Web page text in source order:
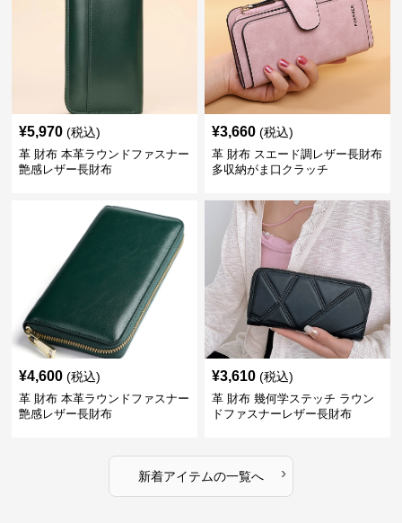
¥5,970 (税込)
革 財布 本革ラウンドファスナー
艶感レザー長財布
¥3,660 (税込)
革 財布 スエード調レザー長財布
多収納がま口クラッチ
¥4,600 (税込)
革 財布 本革ラウンドファスナー
艶感レザー長財布
¥3,610 (税込)
革 財布 幾何学ステッチ ラウン
ドファスナーレザー長財布
新着アイテムの一覧へ ›